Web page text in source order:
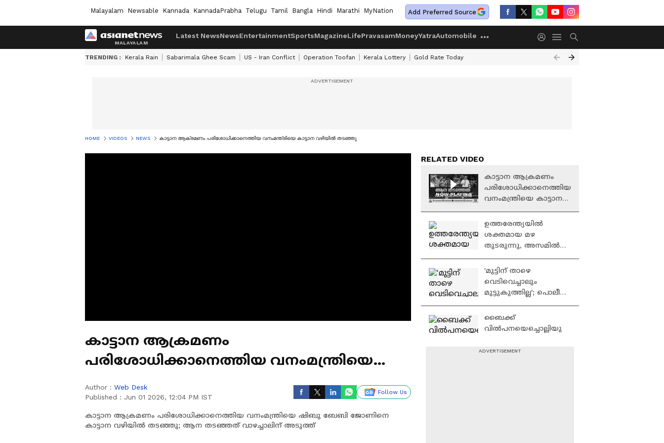
Malayalam Newsable Kannada KannadaPrabha Telugu Tamil Bangla Hindi Marathi MyNation Add Preferred Source
Latest NewsNewsEntertainmentSportsMagazineLifePravasamMoneyYatraAutomobile
TRENDING : Kerala Rain Sabarimala Ghee Scam US - Iran Conflict Operation Toofan Kerala Lottery Gold Rate Today
HOME VIDEOS NEWS കാട്ടാന ആക്രമണം പരിശോധിക്കാനെത്തിയ വനംമന്ത്രിയെ കാട്ടാന വഴിയിൽ തടഞ്ഞു
കാട്ടാന ആക്രമണം
പരിശോധിക്കാനെത്തിയ വനംമന്ത്രിയെ
Author : Web Desk
Published : Jun 01 2026, 12:04 PM IST
Follow Us
കാട്ടാന ആക്രമണം പരിശോധിക്കാനെത്തിയ വനംമന്ത്രിയെ ഷിബു ബേബി ജോണിനെ
കാട്ടാന വഴിയിൽ തടഞ്ഞു; ആന തടഞ്ഞത് വാഴച്ചാലിന് അടുത്ത്
RELATED VIDEO
NOW PLAYING
കാട്ടാന ആക്രമണം
പരിശോധിക്കാനെത്തിയ
വനംമന്ത്രിയെ കാട്ടാന
ഉത്തരേന്ത്യയിൽ
ശക്തമായ മഴ
തുടരുന്നു, അസമിൽ
ബ്രഹ്മപുത്രയും പോഷക
നദികളും
കരകവിഞ്ഞൊഴുകി
'മുട്ടിന് താഴെ
വെടിവെച്ചാലും
മുട്ടുകുത്തില്ല'; പൊലീസ്
തുടരുന്നതിനിടെ
വീണ്ടും അർജുൻ
ബൈക്ക്
വിൽപനയെച്ചൊല്ലിയു
കൊയിലാണ്ടിയിൽ